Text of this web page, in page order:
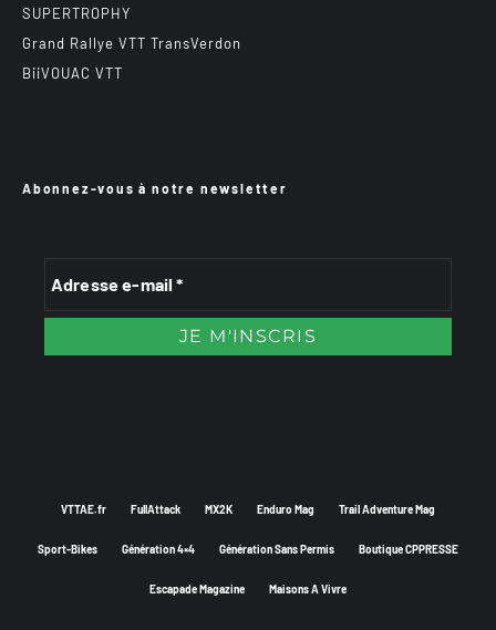
SUPERTROPHY
Grand Rallye VTT TransVerdon
BiiVOUAC VTT
Abonnez-vous à notre newsletter
VTTAE.fr FullAttack MX2K Enduro Mag Trail Adventure Mag
Sport-Bikes Génération 4×4 Génération Sans Permis Boutique CPPRESSE
Escapade Magazine Maisons A Vivre